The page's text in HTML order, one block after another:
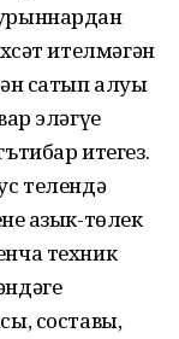
ителмәгән
сатып алуың
эләгүе
итегез.
телендә
азык-төлек
техник
составы,